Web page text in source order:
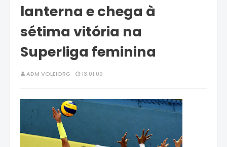
lanterna e chega à
sétima vitória na
Superliga feminina
ADM VOLEIORG 13:01:00